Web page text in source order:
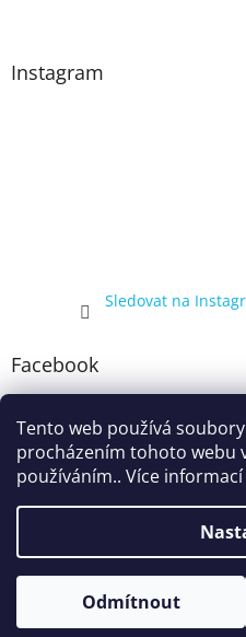
Tento web používá
procházením tohoto webu
používáním.. Více informací
Odmítnout
Kompletní nabídka balíčků 4+1,
Instagram
Sledovat na
Facebook
Copyright 2026ecigarka.cz